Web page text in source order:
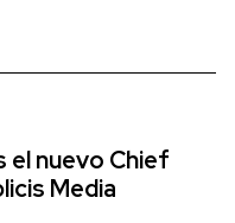
el nuevo Chief
Media